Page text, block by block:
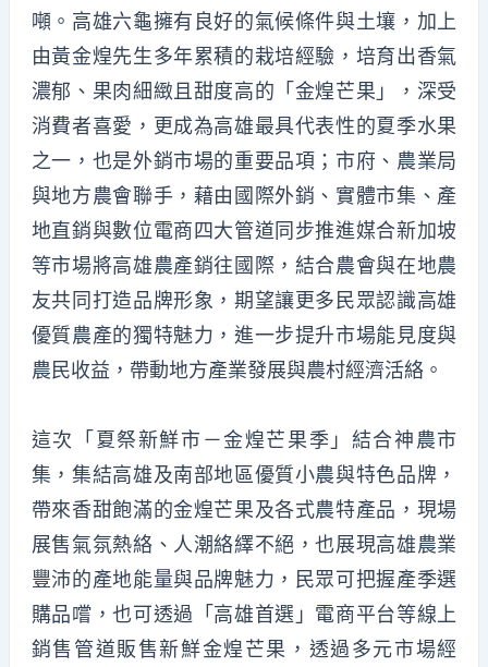
噸。高雄六龜擁有良好的氣候條件與土壤，加上
由黃金煌先生多年累積的栽培經驗，培育出香氣
濃郁、果肉細緻且甜度高的「金煌芒果」，深受
消費者喜愛，更成為高雄最具代表性的夏季水果
之一，也是外銷市場的重要品項；市府、農業局
與地方農會聯手，藉由國際外銷、實體市集、產
地直銷與數位電商四大管道同步推進媒合新加坡
等市場將高雄農產銷往國際，結合農會與在地農
友共同打造品牌形象，期望讓更多民眾認識高雄
優質農產的獨特魅力，進一步提升市場能見度與
農民收益，帶動地方產業發展與農村經濟活絡。
這次「夏祭新鮮市－金煌芒果季」結合神農市
集，集結高雄及南部地區優質小農與特色品牌，
帶來香甜飽滿的金煌芒果及各式農特產品，現場
展售氣氛熱絡、人潮絡繹不絕，也展現高雄農業
豐沛的產地能量與品牌魅力，民眾可把握產季選
購品嚐，也可透過「高雄首選」電商平台等線上
銷售管道販售新鮮金煌芒果，透過多元市場經